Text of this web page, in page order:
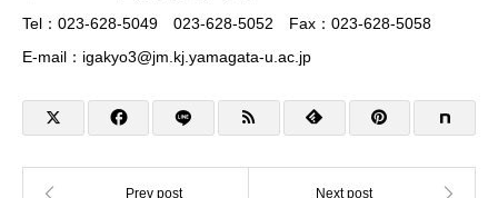
Tel：023-628-5049 023-628-5052 Fax：023-628-5058
E-mail：igakyo3@jm.kj.yamagata-u.ac.jp